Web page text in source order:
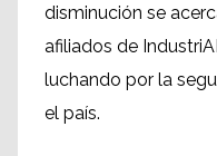
disminución se
afiliados de
luchando por la
el país.